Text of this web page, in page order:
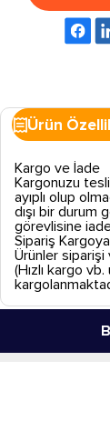
Ürün
Kargo ve İade
Kargonuzu
ayıplı olup
dışı bir durum
görevlisine
Sipariş
Ürünler
(Hızlı kargo